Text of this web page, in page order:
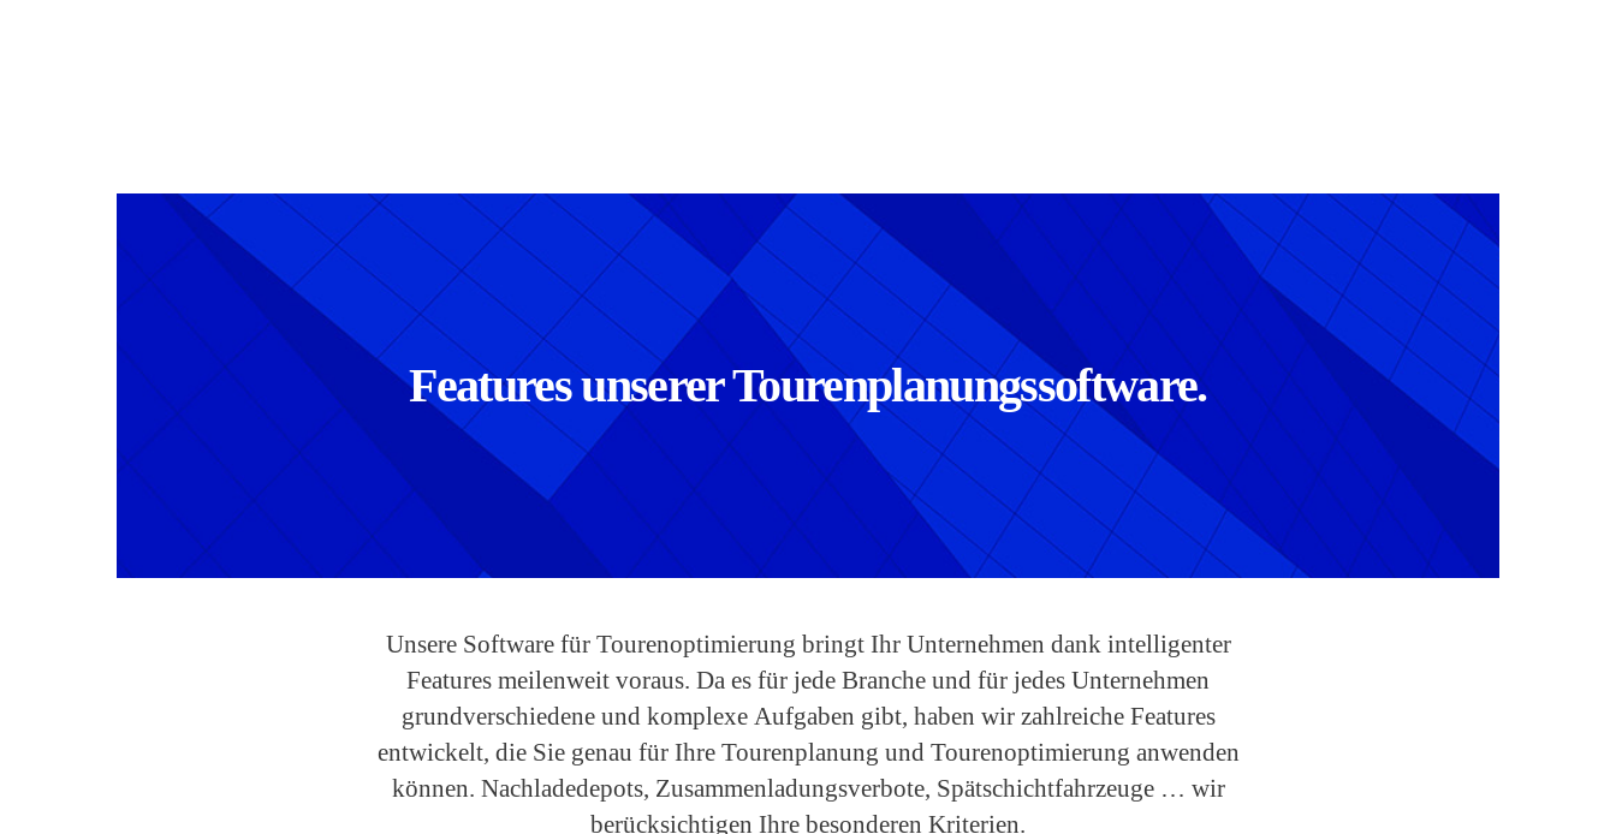
Features unserer Tourenplanungs­soft­ware.
Unsere Software für Tourenoptimierung bringt Ihr Unternehmen dank intelligenter
Features meilenweit voraus. Da es für jede Branche und für jedes Unternehmen
grundverschiedene und komplexe Aufgaben gibt, haben wir zahlreiche Features
entwickelt, die Sie genau für Ihre Tourenplanung und Tourenoptimierung anwenden
können. Nachladedepots, Zusammenladungsverbote, Spätschichtfahrzeuge … wir
berücksichtigen Ihre besonderen Kriterien.